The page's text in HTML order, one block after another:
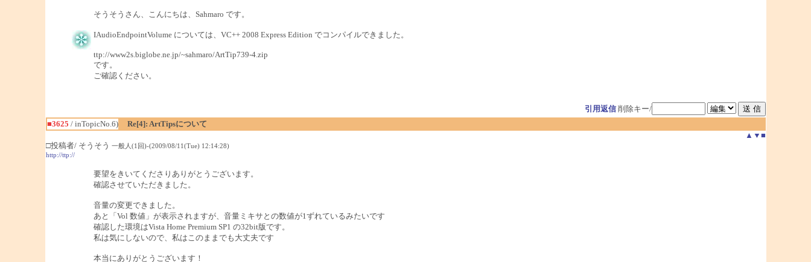
そうそうさん、こんにちは、Sahmaro です。
IAudioEndpointVolume については、VC++ 2008 Express Edition でコンパイルできました。
ttp://www2s.biglobe.ne.jp/~sahmaro/ArtTip739-4.zip
です。
ご確認ください。
引用返信 削除キー/
■3625 / inTopicNo.6)
Re[4]: ArtTipsについて
▲ ▼ ■
□投稿者/ そうそう 一般人(1回)-(2009/08/11(Tue) 12:14:28)
http://ttp://
要望をきいてくださりありがとうございます。
確認させていただきました。
音量の変更できました。
あと「Vol 数値」が表示されますが、音量ミキサとの数値が1ずれているみたいです
確認した環境はVista Home Premium SP1 の32bit版です。
私は気にしないので、私はこのままでも大丈夫です
本当にありがとうございます！